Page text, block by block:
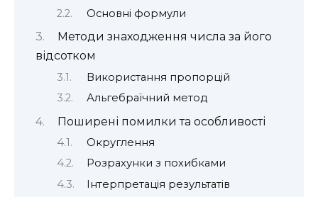
Основні формули
Методи знаходження числа за його
відсотком
Використання пропорцій
Альгебраїчний метод
Поширені помилки та особливості
Округлення
Розрахунки з похибками
Інтерпретація результатів